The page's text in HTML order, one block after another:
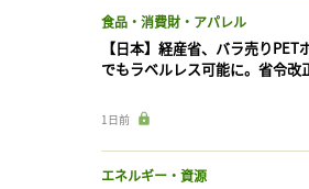
食品・消費財・アパレル
【日本】経産省、バラ売りPET
でもラベルレス可能に。省令改
1日前
エネルギー・資源